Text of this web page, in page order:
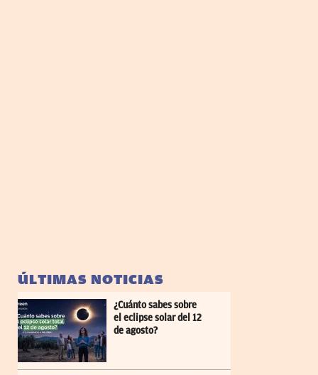
ÚLTIMAS NOTICIAS
¿Cuánto sabes sobre
el eclipse solar del 12
de agosto?